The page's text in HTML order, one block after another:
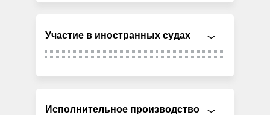
Участие в иностранных судах
Исполнительное производство